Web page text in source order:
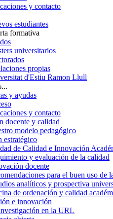
y contacto
estudiantes
formativa
universitarios
propias
d'Estiu Ramon Llull
y ayudas
y contacto
docente y calidad
modelo pedagógico
estratégico
de Calidad e Innovación
y evaluación de la calidad
docente
para el buen uso de
analíticos y prospectiva
de ordenación y calidad
e innovación
en la URL